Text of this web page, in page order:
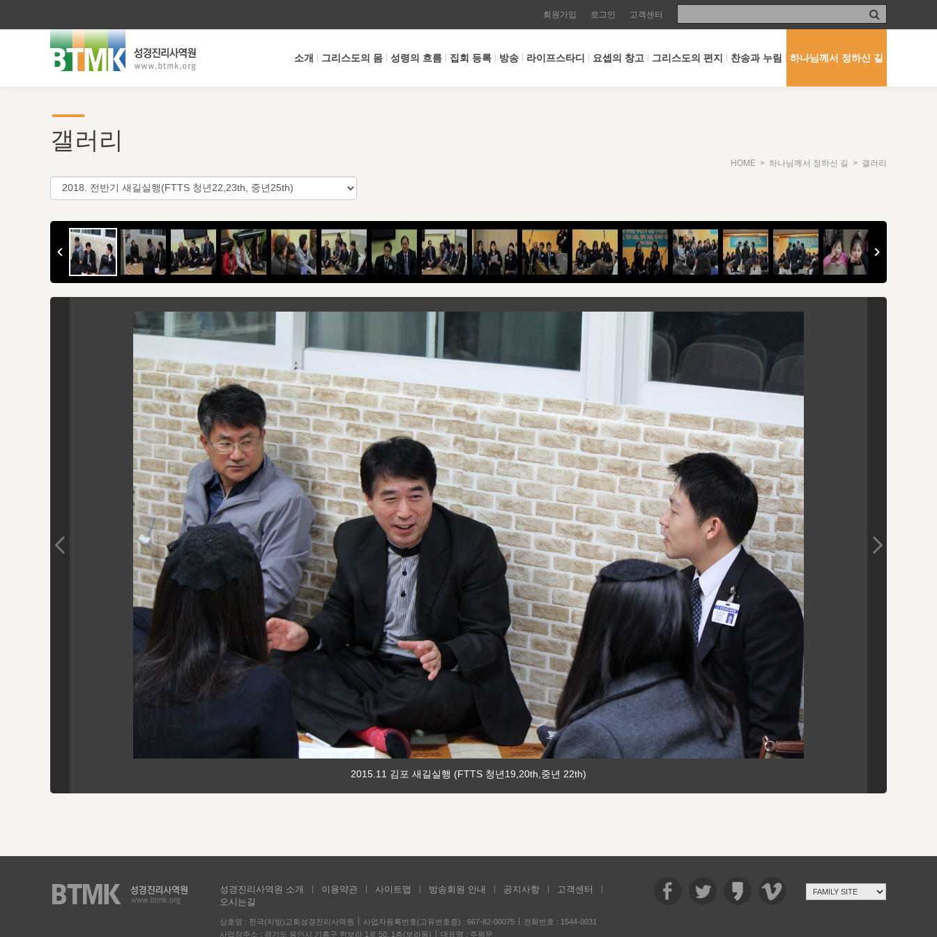
회원가입 로그인 고객센터
소개 그리스도의 몸 성령의 흐름 집회 등록 방송 라이프스타디 요셉의 창고 그리스도의 편지 찬송과 누림 하나님께서 정하신 길
갤러리
HOME > 하나님께서 정하신 길 > 갤러리
2015.11 김포 새길실행 (FTTS 청년19,20th,중년 22th)
성경진리사역원 소개 이용약관 사이트맵 방송회원 안내 공지사항
고객센터
오시는길
상호명 : 한국(지방)교회성경진리사역원 사업자등록번호(고유번호증) : 667-82-00075
전화번호 : 1544-0031
사업장주소 : 경기도 용인시 기흥구 한보라 1로 50, 1층(보라동)
대표명 : 주평문